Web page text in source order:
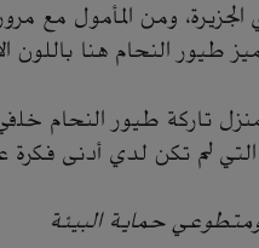
ومن المأمول مع
طيور النحام هنا
تاركة طيور النحام
لم تكن لدي أدنى فكرة
حماية البيئة